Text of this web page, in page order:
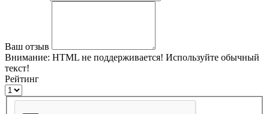
Ваш отзыв
Внимание: HTML не поддерживается! Используйте обычный
текст!
Рейтинг